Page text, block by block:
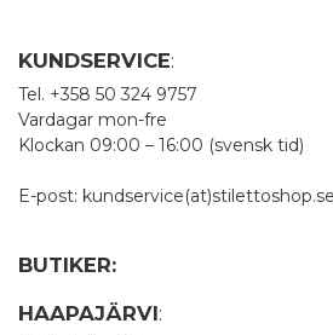
KUNDSERVICE:
Tel. +358 50 324 9757
Vardagar mon-fre
Klockan 09:00 – 16:00 (svensk tid)
E-post: kundservice(at)stilettoshop.se
BUTIKER:
HAAPAJÄRVI: